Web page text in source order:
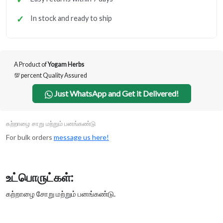
In stock and ready to ship
A Product ofYogam Herbs
💯 percent Quality Assured
Just WhatsApp and Get it Delivered!
கற்றாழை சாறு மற்றும் பனங்கண்டு
For bulk orders message us here!
உட்பொ௫ட்கள்:
கற்றாழை சோறு மற்றும் பனங்கண்டு.